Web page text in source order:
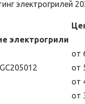
электрогрилей
электрогрили
от
от
от
от